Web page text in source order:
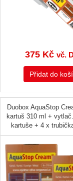
375 Kč vč.
Přidat do
Duobox AquaStop
kartuš 310 ml +
kartuše + 4 x